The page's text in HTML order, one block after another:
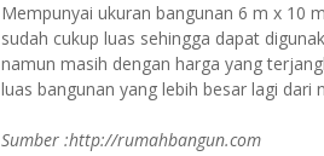
Mempunyai ukuran bangunan 6 m x 10
sudah cukup luas sehingga dapat
namun masih dengan harga yang
luas bangunan yang lebih besar lagi dari
Sumber :http://rumahbangun.com